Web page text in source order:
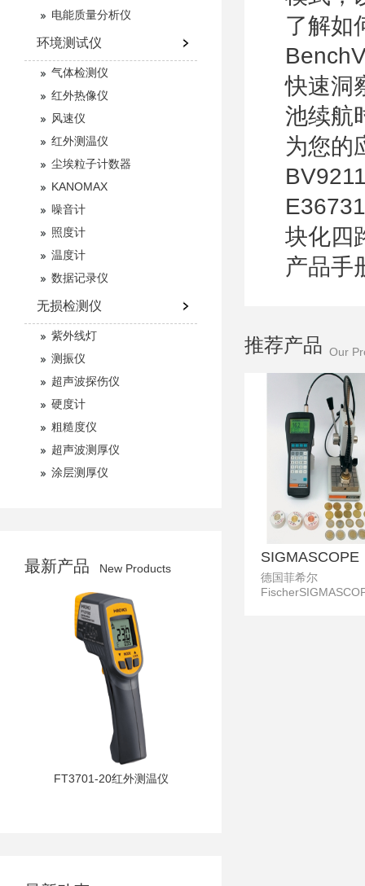
电能质量分析仪
环境测试仪
气体检测仪
红外热像仪
风速仪
红外测温仪
尘埃粒子计数器
KANOMAX
噪音计
照度计
温度计
数据记录仪
无损检测仪
紫外线灯
测振仪
超声波探伤仪
硬度计
粗糙度仪
超声波测厚仪
涂层测厚仪
最新产品 New Products
FT3701-20红外测温仪
了解如
快速洞
池续航
为您的
块化四
产品手
推荐产品 Our
SIGMASCOPE
SMP10电导率
德国菲希尔